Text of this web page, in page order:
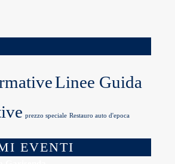
Linee Guida
prezzo speciale Restauro auto d'epoca
EVENTI